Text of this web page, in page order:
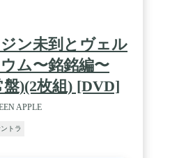
ン未到とヴェル
ウム〜銘銘編〜
盤)(2枚組) [DVD]
APPLE
トラ